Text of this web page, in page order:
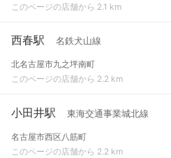
このページの店舗から 2.1 km
西春駅 名鉄犬山線
北名古屋市九之坪南町
このページの店舗から 2.2 km
小田井駅 東海交通事業城北線
名古屋市西区八筋町
このページの店舗から 2.2 km